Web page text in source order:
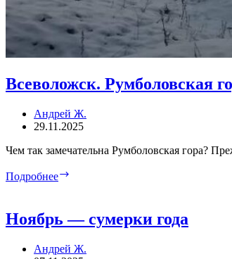
Всеволожск. Румболовская
Андрей Ж.
29.11.2025
Чем так замечательна Румболовская гора?
Подробнее
Ноябрь — сумерки года
Андрей Ж.